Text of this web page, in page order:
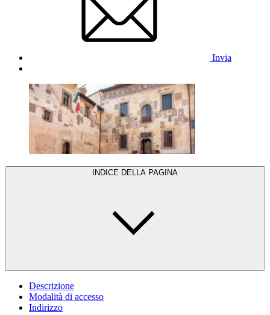
Invia
INDICE DELLA PAGINA
Descrizione
Modalità di accesso
Indirizzo